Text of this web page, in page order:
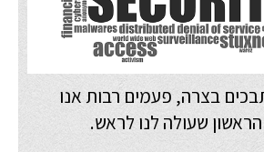
בצרה, פעמים רבות אנו
שעולה לנו לראש.